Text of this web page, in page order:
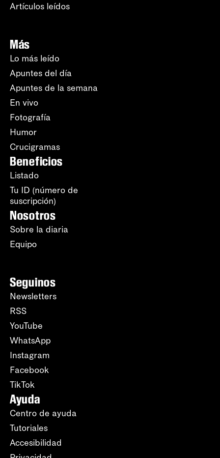
Artículos leídos
Más
Lo más leído
Apuntes del día
Apuntes de la semana
En vivo
Fotografía
Humor
Crucigramas
Beneficios
Listado
Tu ID (número de
suscripción)
Nosotros
Sobre la diaria
Equipo
Seguinos
Newsletters
RSS
YouTube
WhatsApp
Instagram
Facebook
TikTok
Ayuda
Centro de ayuda
Tutoriales
Accesibilidad